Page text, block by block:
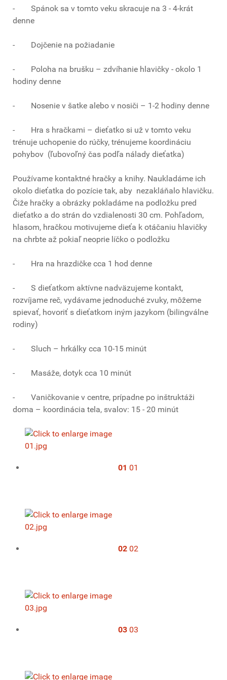
- Spánok sa v tomto veku skracuje na 3 - 4-krát
denne
- Dojčenie na požiadanie
- Poloha na brušku – zdvíhanie hlavičky - okolo 1
hodiny denne
- Nosenie v šatke alebo v nosiči – 1-2 hodiny denne
- Hra s hračkami – dieťatko si už v tomto veku
trénuje uchopenie do rúčky, trénujeme koordináciu
pohybov (ľubovoľný čas podľa nálady dieťatka)
Používame kontaktné hračky a knihy. Naukladáme ich
okolo dieťatka do pozície tak, aby nezakláňalo hlavičku.
Čiže hračky a obrázky pokladáme na podložku pred
dieťatko a do strán do vzdialenosti 30 cm. Pohľadom,
hlasom, hračkou motivujeme dieťa k otáčaniu hlavičky
na chrbte až pokiaľ neoprie líčko o podložku
- Hra na hrazdičke cca 1 hod denne
- S dieťatkom aktívne nadväzujeme kontakt,
rozvíjame reč, vydávame jednoduché zvuky, môžeme
spievať, hovoriť s dieťatkom iným jazykom (bilingválne
rodiny)
- Sluch – hrkálky cca 10-15 minút
- Masáže, dotyk cca 10 minút
- Vaničkovanie v centre, prípadne po inštruktáži
doma – koordinácia tela, svalov: 15 - 20 minút
01 01
02 02
03 03